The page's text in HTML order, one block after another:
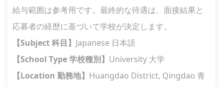
給与範囲は参考用です。最終的な待遇は、面接結果と
応募者の経歴に基づいて学校が決定します。
【Subject 科目 】 Japanese 日本語
【School Type 学校種別 】 University 大学
【Location 勤務地】 Huangdao District, Qingdao 青